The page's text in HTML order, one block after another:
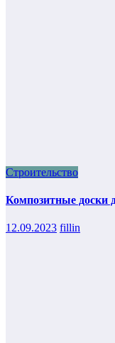
Строительство
Композитные доски
12.09.2023 fillin